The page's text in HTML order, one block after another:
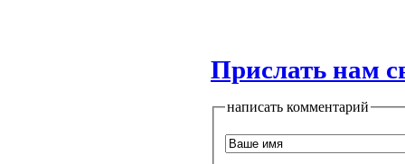
Прислать нам
написать комментарий